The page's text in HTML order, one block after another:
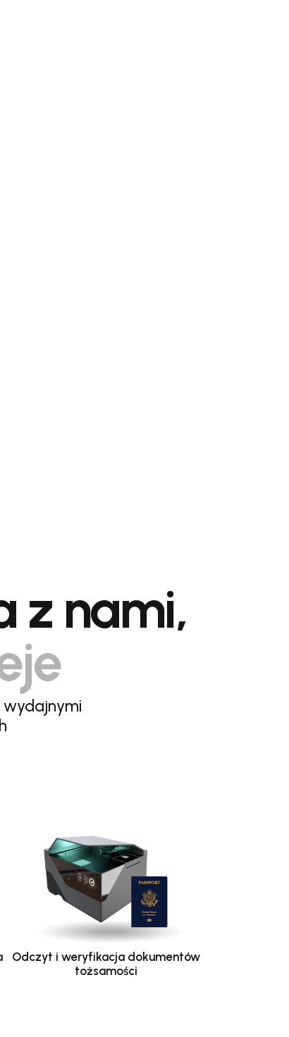
z nami,
Odczyt i weryfikacja dokumentów
tożsamości